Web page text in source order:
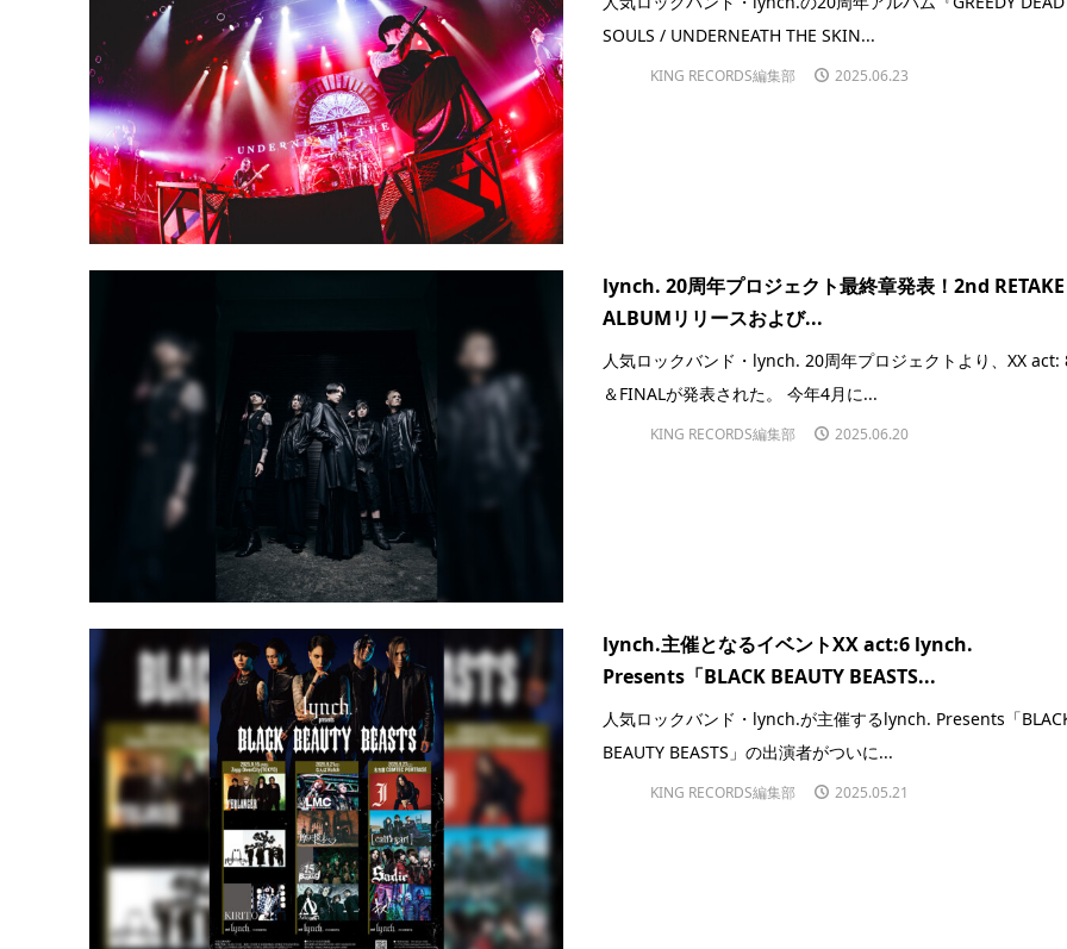
SOULS / UNDERNEATH THE SKIN...
KING RECORDS編集部 2025.06.23
lynch. 20周年プロジェクト最終章発表！2nd RETAKE
ALBUMリリースおよび...
人気ロックバンド・lynch. 20周年プロジェクトより、XX act:
＆FINALが発表された。 今年4月に...
KING RECORDS編集部 2025.06.20
lynch.主催となるイベントXX act:6 lynch.
Presents「BLACK BEAUTY BEASTS...
人気ロックバンド・lynch.が主催するlynch. Presents「
BEAUTY BEASTS」の出演者がついに...
KING RECORDS編集部 2025.05.21